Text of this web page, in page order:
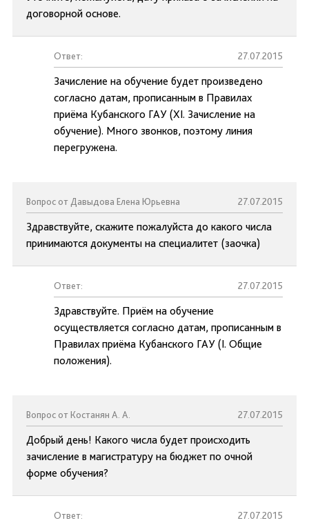
договорной основе.
Ответ: 27.07.2015
Зачисление на обучение будет произведено
согласно датам, прописанным в Правилах
приёма Кубанского ГАУ (XI. Зачисление на
обучение). Много звонков, поэтому линия
перегружена.
Вопрос от Давыдова Елена Юрьевна 27.07.2015
Здравствуйте, скажите пожалуйста до какого числа
принимаются документы на специалитет (заочка)
Ответ: 27.07.2015
Здравствуйте. Приём на обучение
осуществляется согласно датам, прописанным в
Правилах приёма Кубанского ГАУ (I. Общие
положения).
Вопрос от Костанян А. А. 27.07.2015
Добрый день! Какого числа будет происходить
зачисление в магистратуру на бюджет по очной
форме обучения?
Ответ: 27.07.2015